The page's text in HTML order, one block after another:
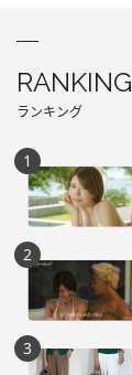
RANKING
ランキング